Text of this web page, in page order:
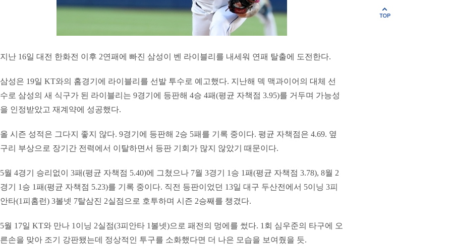
지난 16일 대전 한화전 이후 2연패에 빠진 삼성이 벤 라이블리를 내세워 연패 탈출에 도전한다.
삼성은 19일 KT와의 홈경기에 라이블리를 선발 투수로 예고했다. 지난해 덱 맥과이어의 대체 선
수로 삼성의 새 식구가 된 라이블리는 9경기에 등판해 4승 4패(평균 자책점 3.95)를 거두며 가능성
을 인정받았고 재계약에 성공했다.
올 시즌 성적은 그다지 좋지 않다. 9경기에 등판해 2승 5패를 기록 중이다. 평균 자책점은 4.69. 옆
구리 부상으로 장기간 전력에서 이탈하면서 등판 기회가 많지 않았기 때문이다.
5월 4경기 승리없이 3패(평균 자책점 5.40)에 그쳤으나 7월 3경기 1승 1패(평균 자책점 3.78), 8월 2
경기 1승 1패(평균 자책점 5.23)를 기록 중이다. 직전 등판이었던 13일 대구 두산전에서 5이닝 3피
안타(1피홈런) 3볼넷 7탈삼진 2실점으로 호투하며 시즌 2승째를 챙겼다.
5월 17일 KT와 만나 1이닝 2실점(3피안타 1볼넷)으로 패전의 멍에를 썼다. 1회 심우준의 타구에 오
른손을 맞아 조기 강판됐는데 정상적인 투구를 소화했다면 더 나은 모습을 보여줬을 듯.